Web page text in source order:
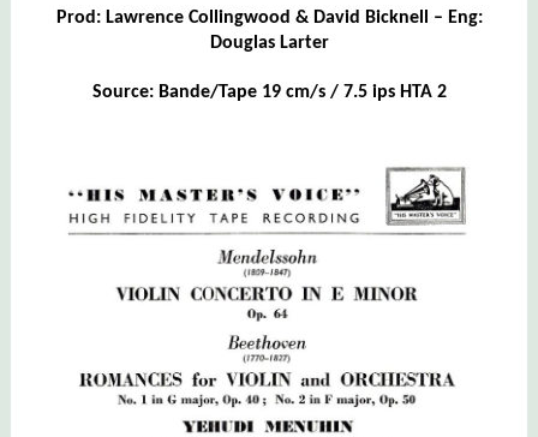
Prod: Lawrence Collingwood & David Bicknell – Eng:
Douglas Larter
Source: Bande/Tape 19 cm/s / 7.5 ips HTA 2